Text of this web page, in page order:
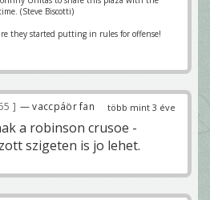
(Steve Biscotti)
they started putting in rules for offense!
több mint 3 éve
— vaccpáör fan
a robinson crusoe -
szigeten is jo lehet.